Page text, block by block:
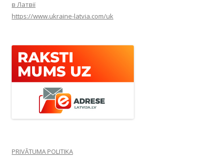
в Латвії
https://www.ukraine-latvia.com/uk
PRIVĀTUMA POLITIKA